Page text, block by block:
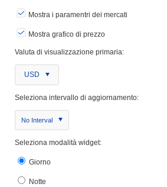
Mostra i paramentri dei mercati
Mostra grafico di prezzo
Valuta di visualizzazione primaria:
USD
Seleziona intervallo di aggiornamento:
No Interval
Seleziona modalità widget:
Giorno
Notte